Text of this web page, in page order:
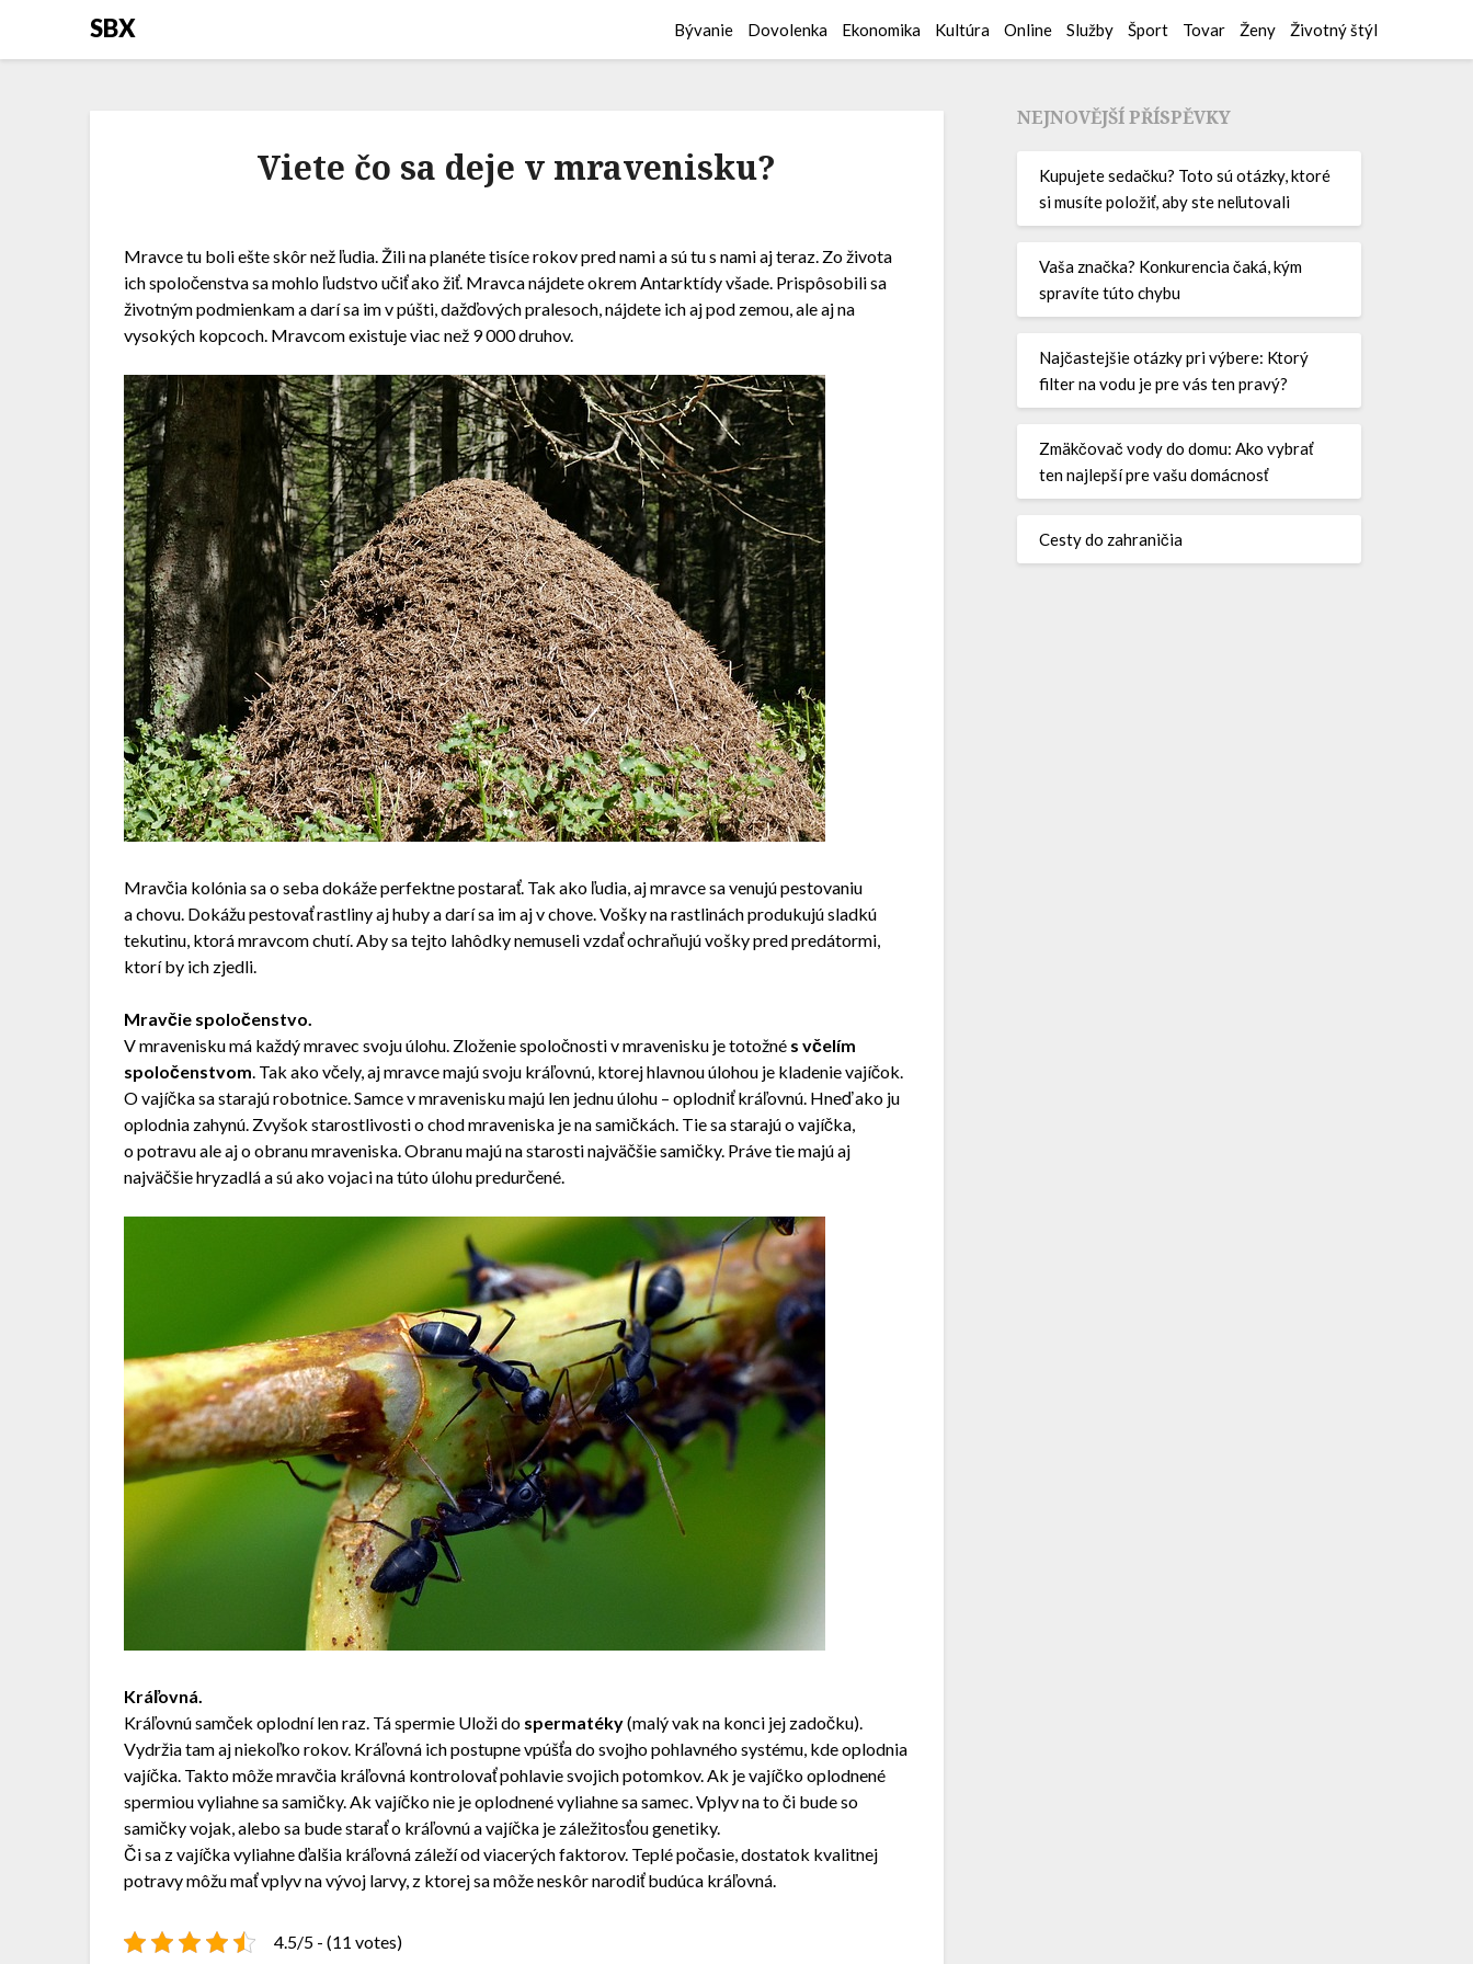
SBX Bývanie Dovolenka Ekonomika Kultúra Online Služby Šport Tovar Ženy Životný štýl
Viete čo sa deje v mravenisku?
Mravce tu boli ešte skôr než ľudia. Žili na planéte tisíce rokov pred nami a sú tu s nami aj teraz. Zo života
ich spoločenstva sa mohlo ľudstvo učiť ako žiť. Mravca nájdete okrem Antarktídy všade. Prispôsobili sa
životným podmienkam a darí sa im v púšti, dažďových pralesoch, nájdete ich aj pod zemou, ale aj na
vysokých kopcoch. Mravcom existuje viac než 9 000 druhov.
Mravčia kolónia sa o seba dokáže perfektne postarať. Tak ako ľudia, aj mravce sa venujú pestovaniu
a chovu. Dokážu pestovať rastliny aj huby a darí sa im aj v chove. Vošky na rastlinách produkujú sladkú
tekutinu, ktorá mravcom chutí. Aby sa tejto lahôdky nemuseli vzdať ochraňujú vošky pred predátormi,
ktorí by ich zjedli.
Mravčie spoločenstvo.
V mravenisku má každý mravec svoju úlohu. Zloženie spoločnosti v mravenisku je totožné s včelím
spoločenstvom. Tak ako včely, aj mravce majú svoju kráľovnú, ktorej hlavnou úlohou je kladenie vajíčok.
O vajíčka sa starajú robotnice. Samce v mravenisku majú len jednu úlohu – oplodniť kráľovnú. Hneď ako ju
oplodnia zahynú. Zvyšok starostlivosti o chod mraveniska je na samičkách. Tie sa starajú o vajíčka,
o potravu ale aj o obranu mraveniska. Obranu majú na starosti najväčšie samičky. Práve tie majú aj
najväčšie hryzadlá a sú ako vojaci na túto úlohu predurčené.
Kráľovná.
Kráľovnú samček oplodní len raz. Tá spermie Uloži do spermatéky(malý vak na konci jej zadočku).
Vydržia tam aj niekoľko rokov. Kráľovná ich postupne vpúšťa do svojho pohlavného systému, kde oplodnia
vajíčka. Takto môže mravčia kráľovná kontrolovať pohlavie svojich potomkov. Ak je vajíčko oplodnené
spermiou vyliahne sa samičky. Ak vajíčko nie je oplodnené vyliahne sa samec. Vplyv na to či bude so
samičky vojak, alebo sa bude starať o kráľovnú a vajíčka je záležitosťou genetiky.
Či sa z vajíčka vyliahne ďalšia kráľovná záleží od viacerých faktorov. Teplé počasie, dostatok kvalitnej
potravy môžu mať vplyv na vývoj larvy, z ktorej sa môže neskôr narodiť budúca kráľovná.
4.5/5 - (11 votes)
NEJNOVĚJŠÍ PŘÍSPĚVKY
Kupujete sedačku? Toto sú otázky, ktoré
si musíte položiť, aby ste neľutovali
Vaša značka? Konkurencia čaká, kým
spravíte túto chybu
Najčastejšie otázky pri výbere: Ktorý
filter na vodu je pre vás ten pravý?
Zmäkčovač vody do domu: Ako vybrať
ten najlepší pre vašu domácnosť
Cesty do zahraničia